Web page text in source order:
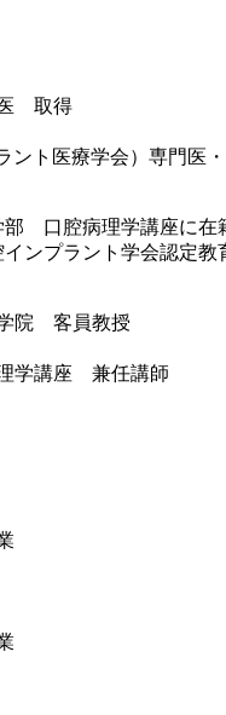
医 取得
ント医療学会）専門医
部 口腔病理学講座に在
インプラント学会認定
院 客員教授
学講座 兼任講師